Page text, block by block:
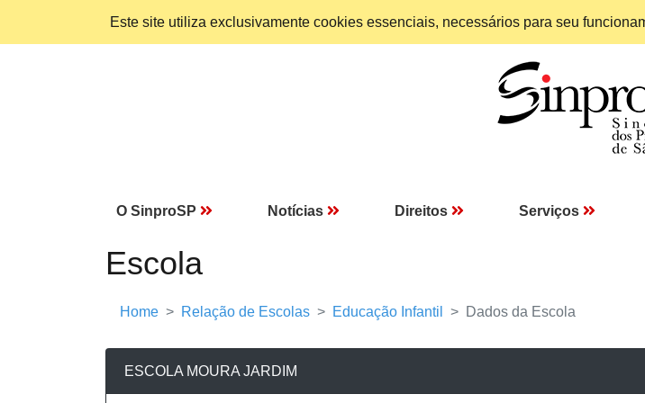
Este site utiliza exclusivamente cookies essenciais, necessários para seu
O SinproSP Notícias Direitos Serviços
Escola
Home Relação de Escolas Educação Infantil Dados da Escola
ESCOLA MOURA JARDIM